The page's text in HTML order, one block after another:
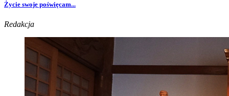
Życie swoje poświęcam...
Redakcja